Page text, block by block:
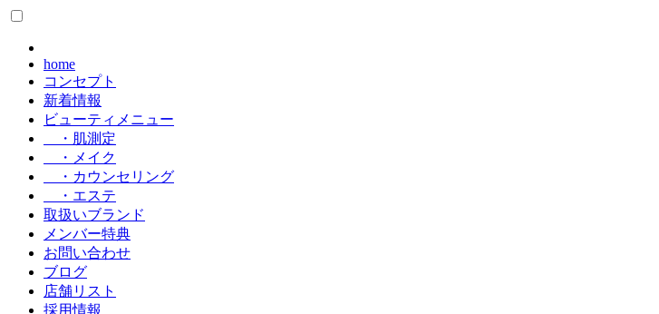
home
コンセプト
新着情報
ビューティメニュー
・肌測定
・メイク
・カウンセリング
・エステ
取扱いブランド
メンバー特典
お問い合わせ
ブログ
店舗リスト
採用情報